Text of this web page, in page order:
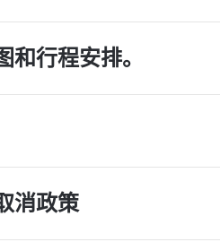
和行程安排。
消政策